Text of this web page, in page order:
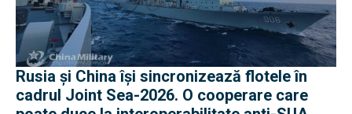
Rusia și China își sincronizează flotele în
cadrul Joint Sea-2026. O cooperare care